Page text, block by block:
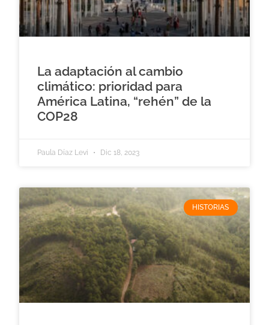
La adaptación al cambio
climático: prioridad para
América Latina, “rehén” de la
COP28
Paula Díaz Levi Dic 18, 2023
HISTORIAS